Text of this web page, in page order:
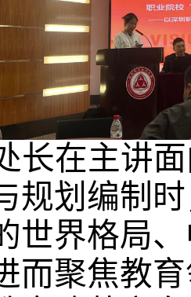
长在主讲
规划编制
世界格局
而聚焦教